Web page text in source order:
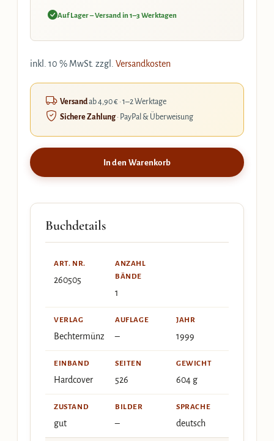
Auf Lager – Versand in 1–3 Werktagen
inkl. 10 % MwSt. zzgl. Versandkosten
Versandab 4,90 € · 1–2 Werktage
Sichere Zahlung· PayPal & Überweisung
In den Warenkorb
Buchdetails
ART. NR.
260505
ANZAHL
BÄNDE
1
VERLAG
Bechtermünz
AUFLAGE
–
JAHR
1999
EINBAND
Hardcover
SEITEN
526
GEWICHT
604 g
ZUSTAND
gut
BILDER
–
SPRACHE
deutsch